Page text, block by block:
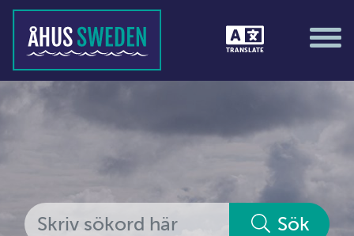
TRANSLATE
Tävlingar &amp; matcher
Alla medlemmar
Sök